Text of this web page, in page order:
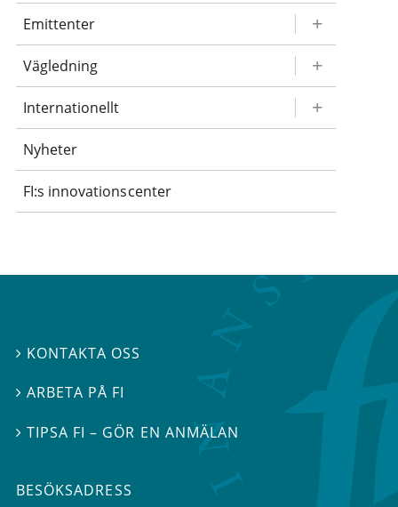
Emittenter
Vägledning
Internationellt
Nyheter
FI:s innovationscenter
 KONTAKTA OSS
ARBETA PÅ FI
TIPSA FI – GÖR EN ANMÄLAN
BESÖKSADRESS